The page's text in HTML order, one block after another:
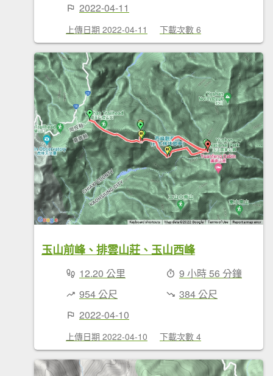
2022-04-11
上傳日期 2022-04-11 下載次數 6
玉山前峰、排雲山莊、玉山西峰
12.20 公里
9 小時 56 分鐘
954 公尺
384 公尺
2022-04-10
上傳日期 2022-04-10 下載次數 4